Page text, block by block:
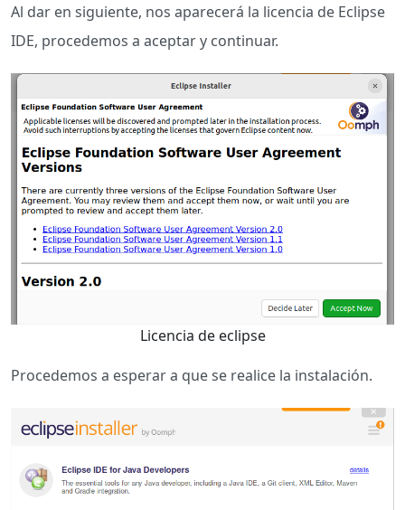
Al dar en siguiente, nos aparecerá la licencia de Eclipse
IDE, procedemos a aceptar y continuar.
Licencia de eclipse
Procedemos a esperar a que se realice la instalación.